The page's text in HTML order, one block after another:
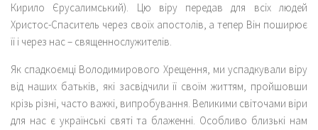
Кирило Єрусалимський). Цю віру передав для всіх людей
Христос-Спаситель через своїх апостолів, а тепер Він поширює
її і через нас – священнослужителів.
Як спадкоємці Володимирового Хрещення, ми успадкували віру
від наших батьків, які засвідчили її своїм життям, пройшовши
крізь різні, часто важкі, випробування. Великими світочами віри
для нас є українські святі та блаженні. Особливо близькі нам